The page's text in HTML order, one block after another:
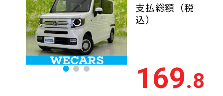
支払総額 （税
込）
169.8